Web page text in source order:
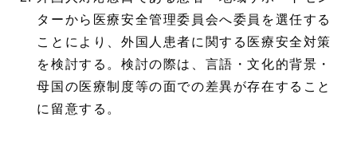
ターから医療安全管理委員会へ委員を選任する
ことにより、外国人患者に関する医療安全対策
を検討する。検討の際は、言語・文化的背景・
母国の医療制度等の面での差異が存在すること
に留意する。